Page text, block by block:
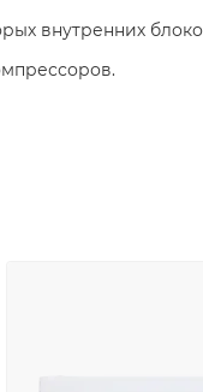
внутренних